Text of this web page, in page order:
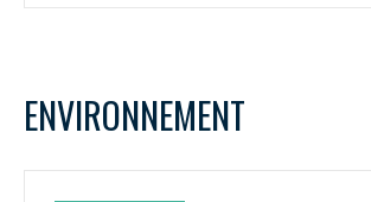
ENVIRONNEMENT